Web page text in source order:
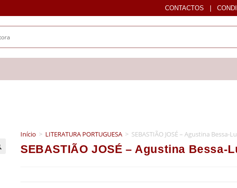
CONTACTOS |
Início > LITERATURA PORTUGUESA > SEBASTIÃO JOSÉ – Agustina Bessa-
SEBASTIÃO JOSÉ – Agustina Bessa-